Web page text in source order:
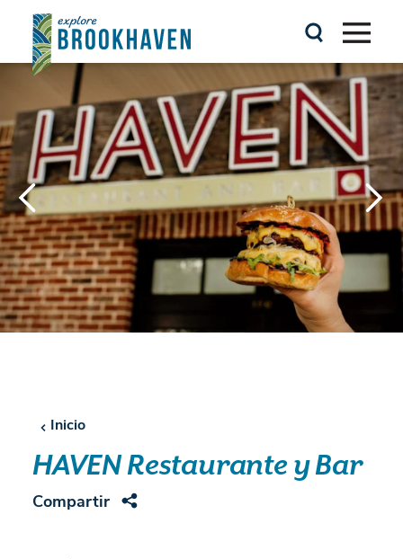
Ir al contenido
Inicio
HAVEN Restaurante y Bar
Compartir